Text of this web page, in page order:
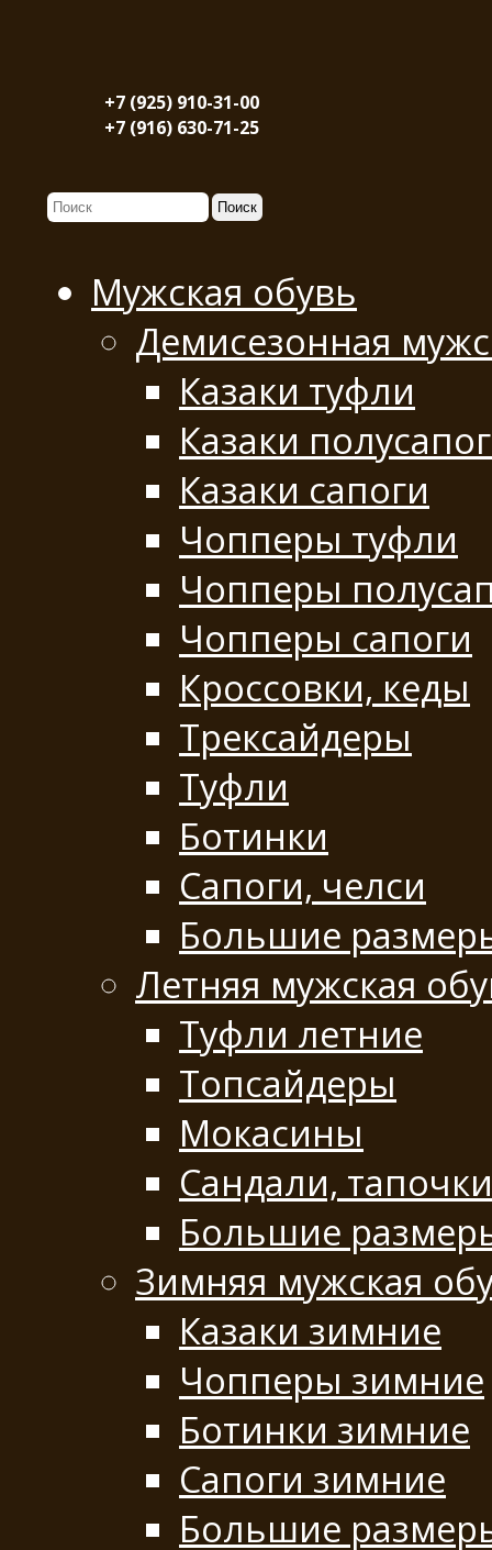
+7 (925) 910-31-00
+7 (916) 630-71-25
Мужская обувь
Демисезонная
Казаки туфли
Казаки
Казаки сапоги
Чопперы туфли
Чопперы
Чопперы сапоги
Кроссовки, кеды
Трексайдеры
Туфли
Ботинки
Сапоги, челси
Большие
Летняя мужская
Туфли летние
Топсайдеры
Мокасины
Сандали,
Большие
Зимняя мужская
Казаки зимние
Чопперы зимние
Ботинки зимние
Сапоги зимние
Большие